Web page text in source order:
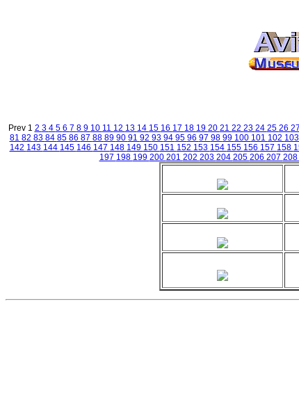
Prev 1 2 3 4 5 6 7 8 9 10 11 12 13 14 15 16 17 18 19 20 21 22 23 24 25 26 27
81 82 83 84 85 86 87 88 89 90 91 92 93 94 95 96 97 98 99 100 101 102 103
142 143 144 145 146 147 148 149 150 151 152 153 154 155 156 157 158
197 198 199 200 201 202 203 204 205 206 207 208